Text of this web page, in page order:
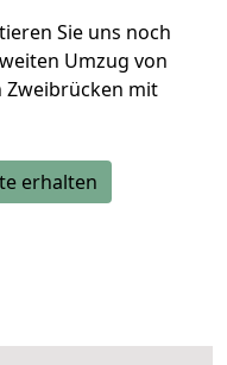
Sie uns noch
Umzug von
Zweibrücken mit
erhalten